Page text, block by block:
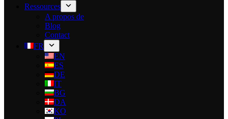
Ressources
A propos de
Blog
Contact
FR
EN
ES
DE
IT
BG
DA
KO